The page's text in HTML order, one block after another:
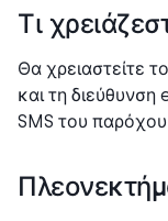
Τι
Θα χρειαστείτε
και τη διεύθυνση
SMS του